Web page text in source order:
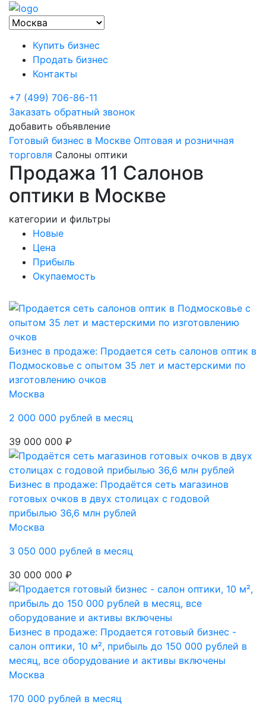
Купить бизнес
Продать бизнес
Контакты
+7 (499) 706-86-11
Заказать обратный звонок
добавить объявление
Готовый бизнес в Москве Оптовая и розничная
торговля Салоны оптики
Продажа 11 Салонов
оптики в Москве
категории и фильтры
Новые
Цена
Прибыль
Окупаемость
Бизнес в продаже: Продается сеть салонов оптик в
Подмосковье с опытом 35 лет и мастерскими по
изготовлению очков
Москва
2 000 000 рублей в месяц
39 000 000 ₽
Бизнес в продаже: Продаётся сеть магазинов
готовых очков в двух столицах с годовой
прибылью 36,6 млн рублей
Москва
3 050 000 рублей в месяц
30 000 000 ₽
Бизнес в продаже: Продается готовый бизнес -
салон оптики, 10 м², прибыль до 150 000 рублей в
месяц, все оборудование и активы включены
Москва
170 000 рублей в месяц